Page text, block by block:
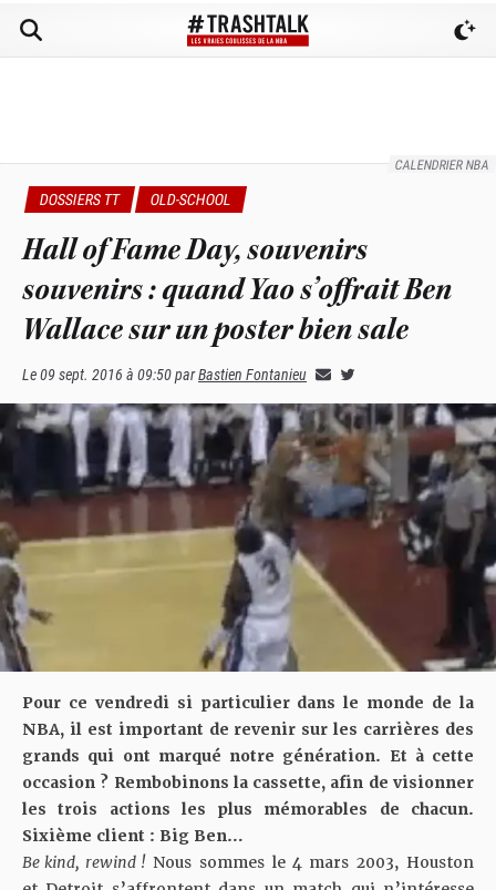
CALENDRIER NBA
DOSSIERS TT OLD-SCHOOL
Hall of Fame Day, souvenirs
souvenirs : quand Yao s’offrait Ben
Wallace sur un poster bien sale
Le09 sept. 2016 à 09:50parBastien Fontanieu
Pour ce vendredi si particulier dans le monde de la
NBA, il est important de revenir sur les carrières des
grands qui ont marqué notre génération. Et à cette
occasion ? Rembobinons la cassette, afin de visionner
les trois actions les plus mémorables de chacun.
Sixième client : Big Ben…
Be kind, rewind ! Nous sommes le 4 mars 2003, Houston